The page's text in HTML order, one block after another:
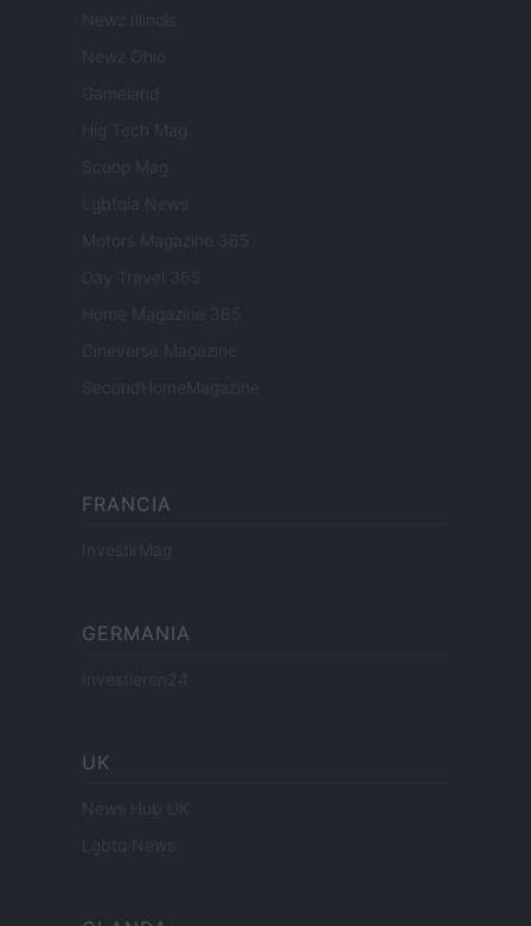
Newz Illinois
Newz Ohio
Gameland
Hig Tech Mag
Scoop Mag
Lgbtqia News
Motors Magazine 365
Day Travel 365
Home Magazine 365
Cineverse Magazine
SecondHomeMagazine
FRANCIA
InvestirMag
GERMANIA
Investieren24
UK
News Hub UK
Lgbtq News